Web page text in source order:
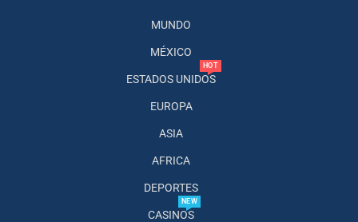
MUNDO
MÉXICO
ESTADOS UNIDOS
HOT
EUROPA
ASIA
AFRICA
DEPORTES
CASINOS
NEW